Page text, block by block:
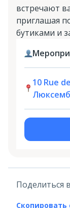
встречают
приглашая
бутиками и
10 Rue
Поделиться в
Скопировать